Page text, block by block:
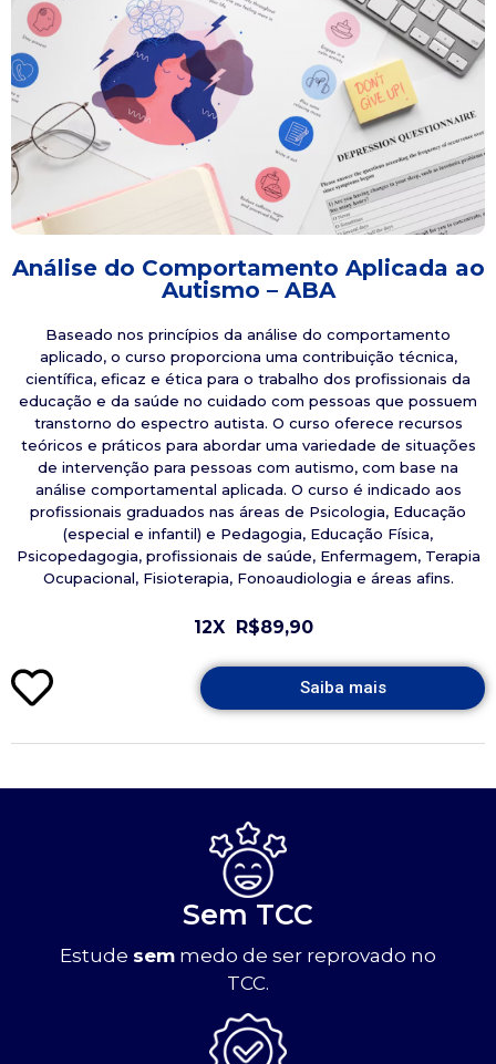
Análise do Comportamento Aplicada ao
Autismo – ABA
Baseado nos princípios da análise do comportamento
aplicado, o curso proporciona uma contribuição técnica,
científica, eficaz e ética para o trabalho dos profissionais da
educação e da saúde no cuidado com pessoas que possuem
transtorno do espectro autista. O curso oferece recursos
teóricos e práticos para abordar uma variedade de situações
de intervenção para pessoas com autismo, com base na
análise comportamental aplicada. O curso é indicado aos
profissionais graduados nas áreas de Psicologia, Educação
(especial e infantil) e Pedagogia, Educação Física,
Psicopedagogia, profissionais de saúde, Enfermagem, Terapia
Ocupacional, Fisioterapia, Fonoaudiologia e áreas afins.
12X R$89,90
Saiba mais
Sem TCC
Estude sem medo de ser reprovado no
TCC.